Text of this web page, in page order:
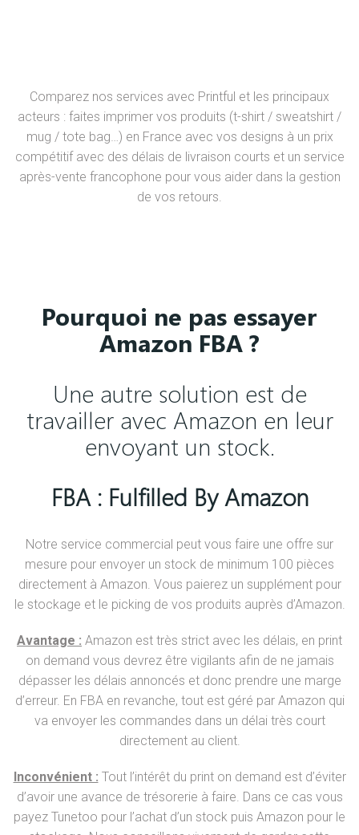
Comparez nos services avec Printful et les principaux
acteurs : faites imprimer vos produits (t-shirt / sweatshirt /
mug / tote bag…) en France avec vos designs à un prix
compétitif avec des délais de livraison courts et un service
après-vente francophone pour vous aider dans la gestion
de vos retours.
Pourquoi ne pas essayer
Amazon FBA ?
Une autre solution est de
travailler avec Amazon en leur
envoyant un stock.
FBA : Fulfilled By Amazon
Notre service commercial peut vous faire une offre sur
mesure pour envoyer un stock de minimum 100 pièces
directement à Amazon. Vous paierez un supplément pour
le stockage et le picking de vos produits auprès d’Amazon.
Avantage : Amazon est très strict avec les délais, en print
on demand vous devrez être vigilants afin de ne jamais
dépasser les délais annoncés et donc prendre une marge
d’erreur. En FBA en revanche, tout est géré par Amazon qui
va envoyer les commandes dans un délai très court
directement au client.
Inconvénient : Tout l’intérêt du print on demand est d’éviter
d’avoir une avance de trésorerie à faire. Dans ce cas vous
payez Tunetoo pour l’achat d’un stock puis Amazon pour le